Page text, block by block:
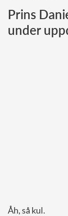
Prins
under
Åh, så kul.